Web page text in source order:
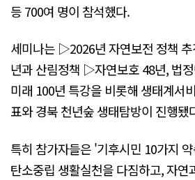
등 700여 명이 참석했다.
세미나는 ▷2026년 자연보전 정책
년과 산림정책 ▷자연보호 48년, 법
미래 100년 특강을 비롯해 생태계서
표와 경북 천년숲 생태탐방이 진행됐
특히 참가자들은 '기후시민 10가지
탄소중립 생활실천을 다짐하고, 자연